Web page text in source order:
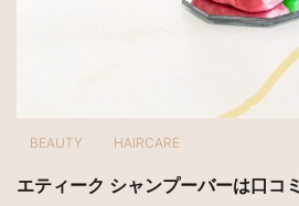
BEAUTY HAIRCARE
エティーク シャンプーバーは口コ